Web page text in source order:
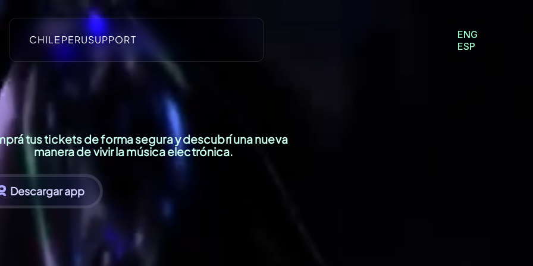
CHILEPERUSUPPORT
tus tickets de forma segura y descubrí una nueva
manera de vivir la música electrónica.
Descargar app
ENG
ESP